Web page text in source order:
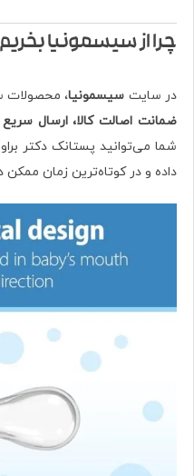
چرا از سیسمونیا
در سایت سیسمونیا، محصولات
ضمانت اصالت کالا، ارسال
شما می‌توانید پستانک دکتر
داده و در کوتاه‌ترین زمان